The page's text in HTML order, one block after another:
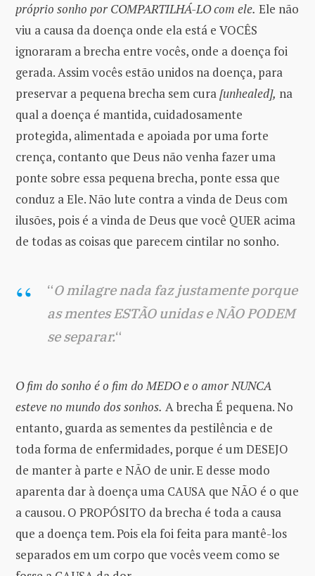
próprio sonho por COMPARTILHÁ-LO com ele. Ele não
viu a causa da doença onde ela está e VOCÊS
ignoraram a brecha entre vocês, onde a doença foi
gerada. Assim vocês estão unidos na doença, para
preservar a pequena brecha sem cura[unhealed], na
qual a doença é mantida, cuidadosamente
protegida, alimentada e apoiada por uma forte
crença, contanto que Deus não venha fazer uma
ponte sobre essa pequena brecha, ponte essa que
conduz a Ele. Não lute contra a vinda de Deus com
ilusões, pois é a vinda de Deus que você QUER acima
de todas as coisas que parecem cintilar no sonho.
“O milagre nada faz justamente porque
as mentes ESTÃO unidas e NÃO PODEM
se separar.“
O fim do sonho é o fim do MEDO e o amor NUNCA
esteve no mundo dos sonhos. A brecha É pequena. No
entanto, guarda as sementes da pestilência e de
toda forma de enfermidades, porque é um DESEJO
de manter à parte e NÃO de unir. E desse modo
aparenta dar à doença uma CAUSA que NÃO é o que
a causou. O PROPÓSITO da brecha é toda a causa
que a doença tem. Pois ela foi feita para mantê-los
separados em um corpo que vocês veem como se